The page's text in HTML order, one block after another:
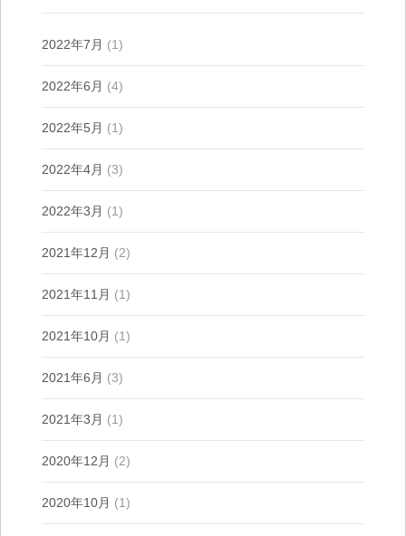
2022年7月 (1)
2022年6月 (4)
2022年5月 (1)
2022年4月 (3)
2022年3月 (1)
2021年12月 (2)
2021年11月 (1)
2021年10月 (1)
2021年6月 (3)
2021年3月 (1)
2020年12月 (2)
2020年10月 (1)